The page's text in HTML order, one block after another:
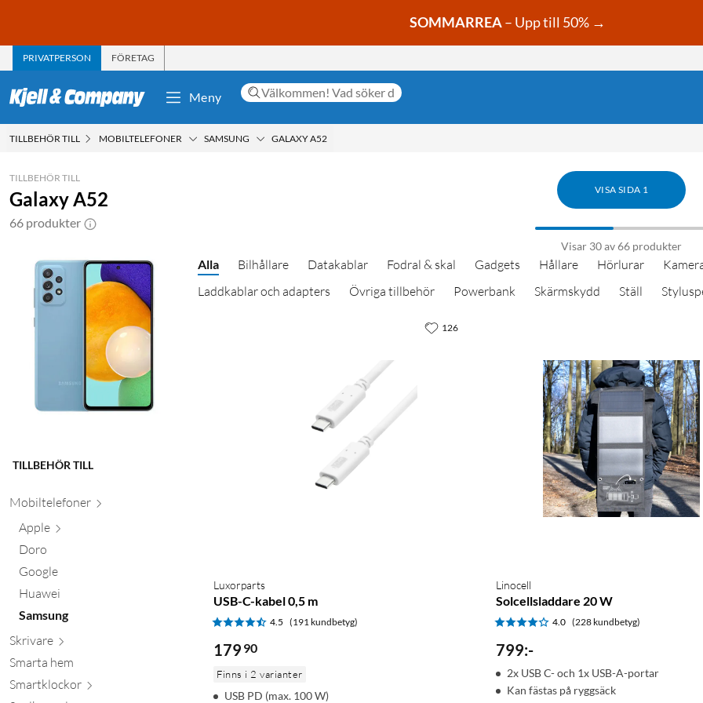
SOMMARREA– Upp till 50% →
PRIVATPERSON FÖRETAG
Meny
TILLBEHÖR TILL MOBILTELEFONER SAMSUNG GALAXY A52
TILLBEHÖR TILL
Galaxy A52
66 produkter
TILLBEHÖR TILL
Mobiltelefoner
Apple
Doro
Google
Huawei
Samsung
Skrivare
Smarta hem
Smartklockor
Alla Bilhållare Datakablar Fodral & skal Gadgets Hållare Hörlurar
Laddkablar och adapters
Övriga tillbehör Powerbank Skärmskydd Ställ
VISA SIDA 1
Visar 30 av 66 produkter
Luxorparts
USB-C-kabel 0,5 m
4.5 (191 kundbetyg)
179 90
Finns i 2 varianter
USB PD (max. 100 W)
126
Linocell
Solcellsladdare 20 W
4.0 (228 kundbetyg)
799:-
2x USB C- och 1x USB-A-portar
Kan fästas på ryggsäck